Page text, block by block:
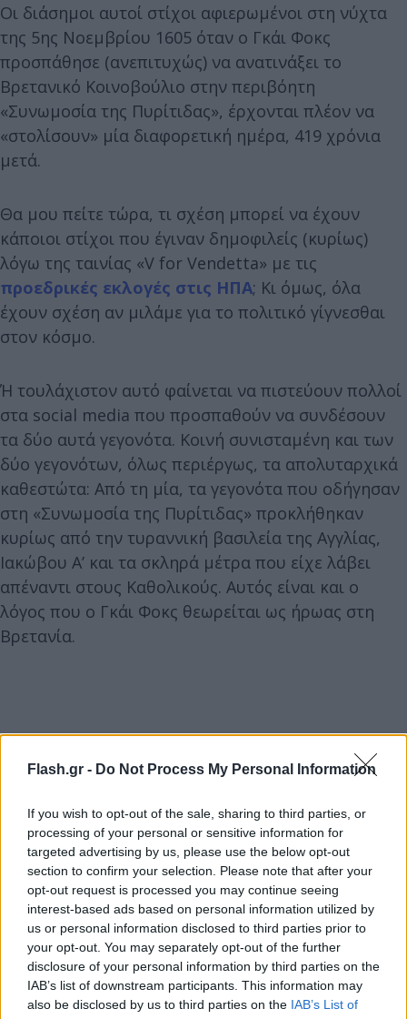
Flash.gr - Do Not Process My Personal Information
If you wish to opt-out of the sale, sharing to third parties, or
processing of your personal or sensitive information for
targeted advertising by us, please use the below opt-out
section to confirm your selection. Please note that after your
opt-out request is processed you may continue seeing
interest-based ads based on personal information utilized by
us or personal information disclosed to third parties prior to
your opt-out. You may separately opt-out of the further
disclosure of your personal information by third parties on the
IAB’s list of downstream participants. This information may
also be disclosed by us to third parties on the IAB’s List of
Οι διάσημοι αυτοί στίχοι αφιερωμένοι στη νύχτα
της 5ης Νοεμβρίου 1605 όταν ο Γκάι Φοκς
προσπάθησε (ανεπιτυχώς) να ανατινάξει το
Βρετανικό Κοινοβούλιο στην περιβόητη
«Συνωμοσία της Πυρίτιδας», έρχονται πλέον να
«στολίσουν» μία διαφορετική ημέρα, 419 χρόνια
μετά.
Θα μου πείτε τώρα, τι σχέση μπορεί να έχουν
κάποιοι στίχοι που έγιναν δημοφιλείς (κυρίως)
λόγω της ταινίας «V for Vendetta» με τις
προεδρικές εκλογές στις ΗΠΑ; Κι όμως, όλα
έχουν σχέση αν μιλάμε για το πολιτικό γίγνεσθαι
στον κόσμο.
Ή τουλάχιστον αυτό φαίνεται να πιστεύουν πολλοί
στα social media που προσπαθούν να συνδέσουν
τα δύο αυτά γεγονότα. Κοινή συνισταμένη και των
δύο γεγονότων, όλως περιέργως, τα απολυταρχικά
καθεστώτα: Από τη μία, τα γεγονότα που οδήγησαν
στη «Συνωμοσία της Πυρίτιδας» προκλήθηκαν
κυρίως από την τυραννική βασιλεία της Αγγλίας,
Ιακώβου Α’ και τα σκληρά μέτρα που είχε λάβει
απέναντι στους Καθολικούς. Αυτός είναι και ο
λόγος που ο Γκάι Φοκς θεωρείται ως ήρωας στη
Βρετανία.